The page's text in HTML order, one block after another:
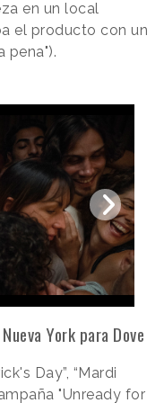
en un local
el producto con un
pena").
York para Dove
Day”, “Mardi
"Unready for